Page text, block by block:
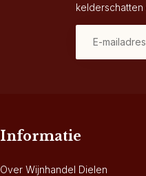
Informatie
Over Wijnhandel Dielen